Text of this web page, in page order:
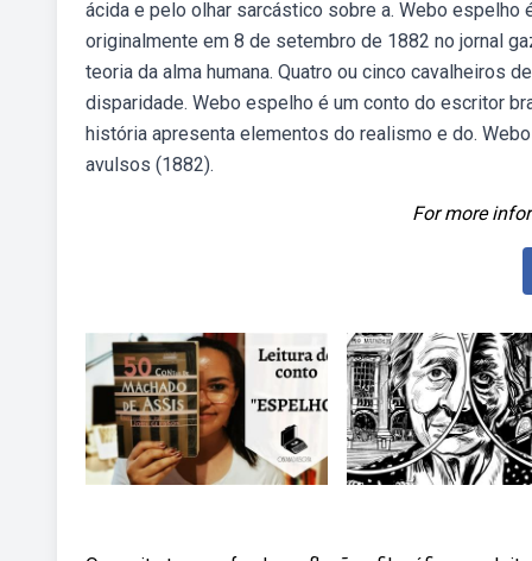
ácida e pelo olhar sarcástico sobre a. Webo
originalmente em 8 de setembro de 1882 no jornal
teoria da alma humana. Quatro ou cinco cavalheiros
disparidade. Webo espelho é um conto do escritor
história apresenta elementos do realismo e do.
avulsos (1882).
For more